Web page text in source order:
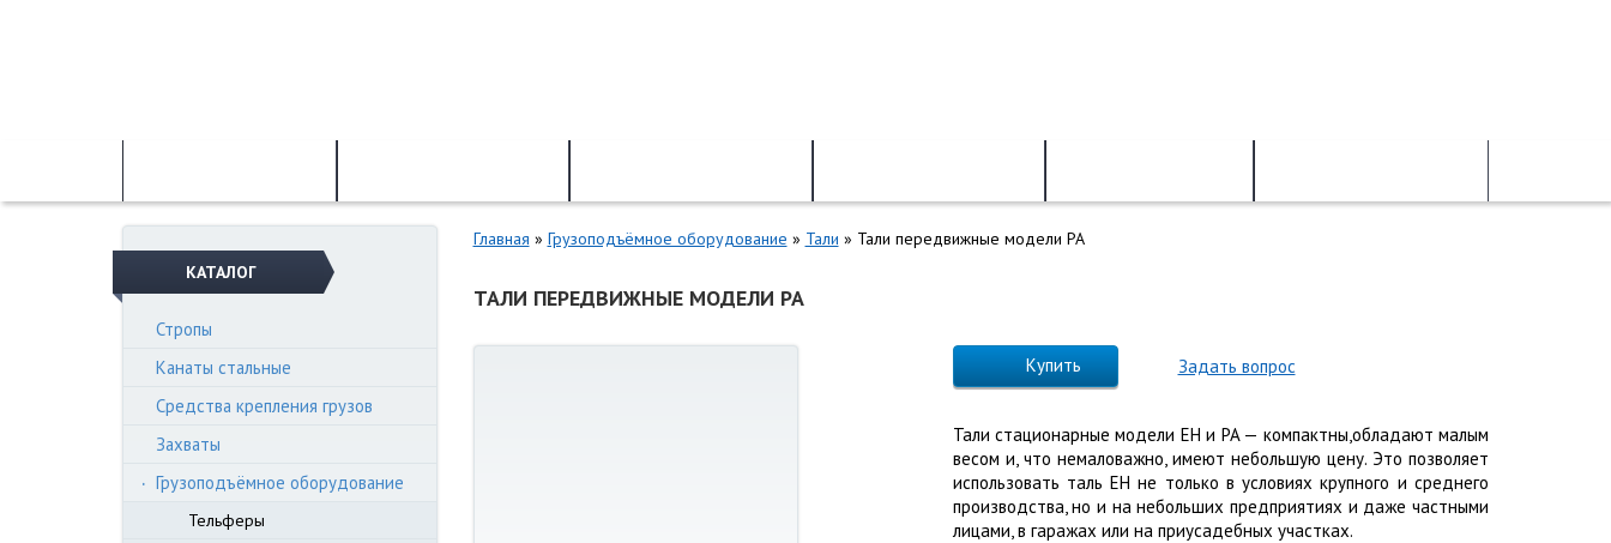
Главная » Грузоподъёмное оборудование » Тали » Тали передвижные модели PA
ТАЛИ ПЕРЕДВИЖНЫЕ МОДЕЛИ PA
Купить Задать вопрос
Тали стационарные модели EH и PA — компактны,обладают малым
весом и, что немаловажно, имеют небольшую цену. Это позволяет
использовать таль EH не только в условиях крупного и среднего
производства, но и на небольших предприятиях и даже частными
лицами, в гаражах или на приусадебных участках.
КАТАЛОГ
Стропы
Канаты стальные
Средства крепления грузов
Захваты
Грузоподъёмное оборудование
Тельферы